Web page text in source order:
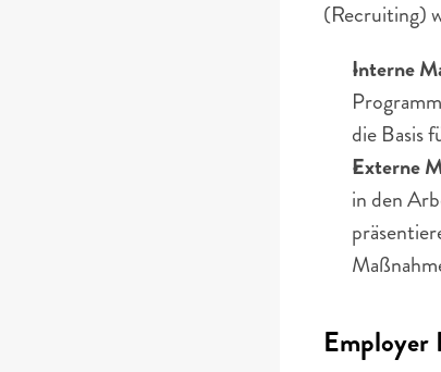
(Recruiting)
Interne
die Basis
Externe
in den
Employer